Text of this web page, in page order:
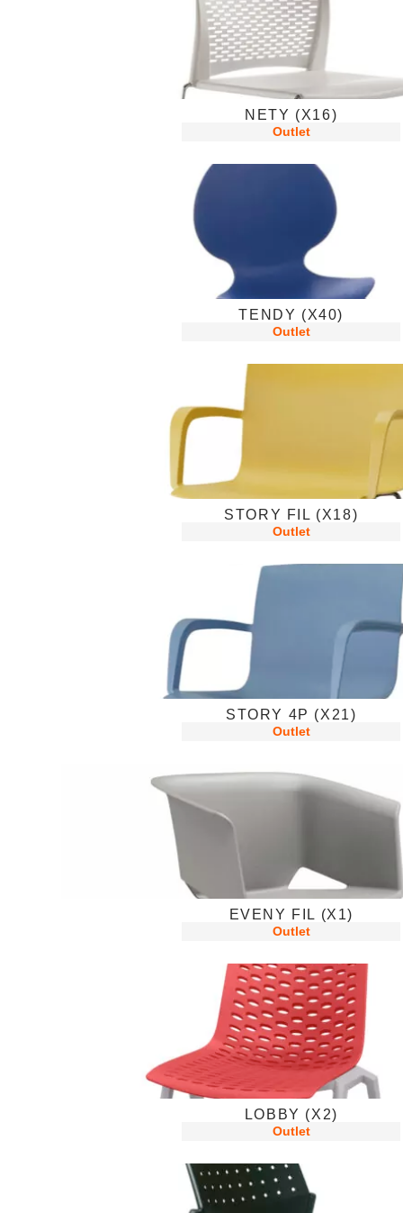
NETY (X16)
Outlet
TENDY (X40)
Outlet
STORY FIL (X18)
Outlet
STORY 4P (X21)
Outlet
EVENY FIL (X1)
Outlet
LOBBY (X2)
Outlet